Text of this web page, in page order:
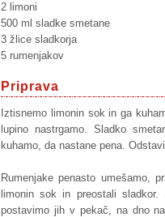
2 limoni
500 ml sladke smetane
3 žlice sladkorja
5 rumenjakov
Priprava
Iztisnemo limonin sok in ga
lupino nastrgamo. Sladko
kuhamo, da nastane pena.
Rumenjake penasto umešamo,
limonin sok in preostali
postavimo jih v pekač, na dno